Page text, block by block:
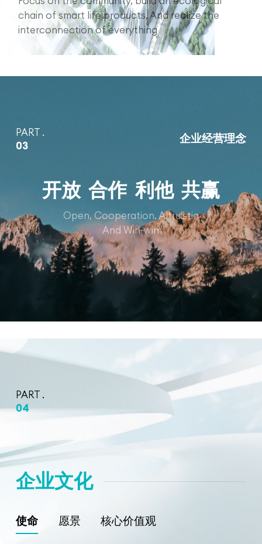
chain of smart life products,And realize the
interconnection of everything
PART .
03
企业经营理念
开放 合作 利他 共赢
Open, Cooperation, Altruistic
And Win-win
PART .
04
企业文化
使命 愿景 核心价值观